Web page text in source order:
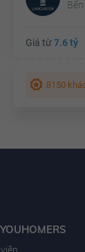
Giá từ7.6 tỷ
8150